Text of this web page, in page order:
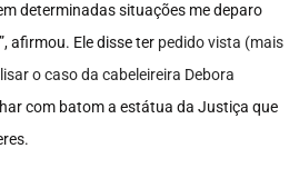
determinadas situações me deparo
afirmou. Ele disse ter pedido vista (mais
o caso da cabeleireira Debora
com batom a estátua da Justiça que